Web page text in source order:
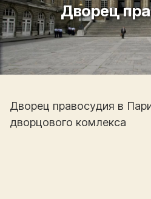
Дворец
Дворец правосудия в
дворцового комлекса